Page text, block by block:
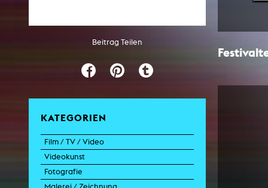
Beitrag Teilen
KATEGORIEN
Film / TV / Video
Spielfilm
Dokumentarfilm
Videokunst
Experimentalfilm
Fotografie
KHM Rundgänge
Veranstaltungen / Mitschnitte
Schreiben, was kommt